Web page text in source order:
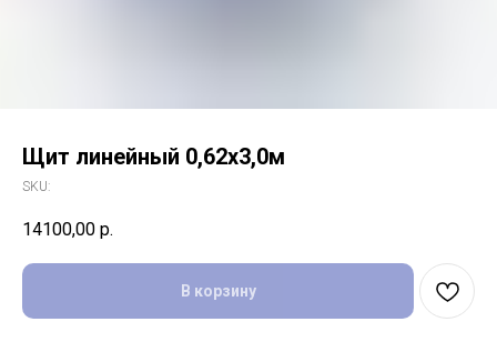
Щит линейный 0,62х3,0м
SKU:
14100,00 р.
В корзину